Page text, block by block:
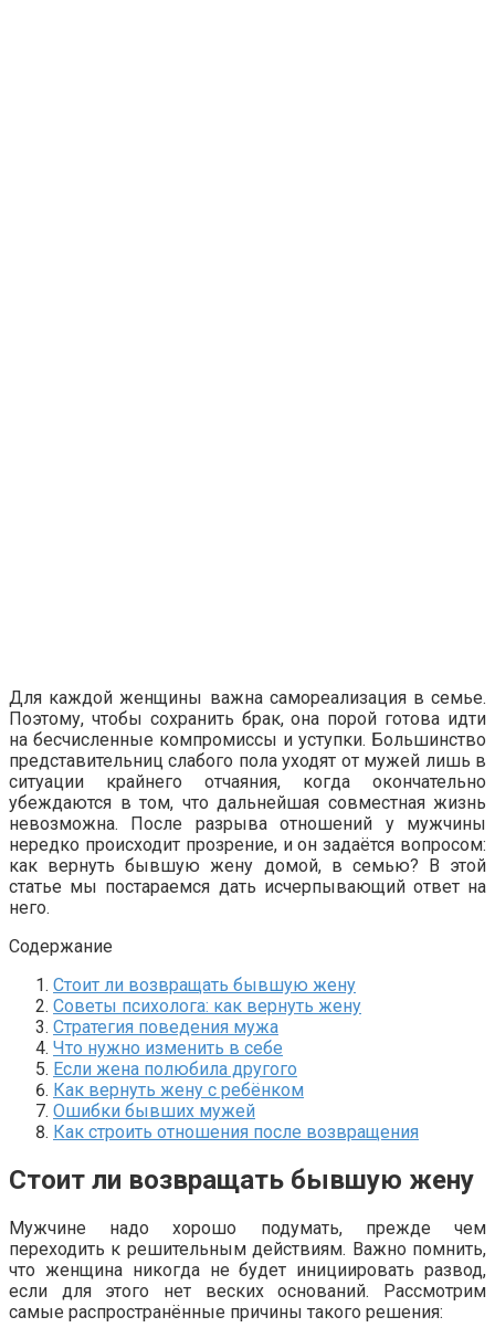
Для каждой женщины важна самореализация в семье.
Поэтому, чтобы сохранить брак, она порой готова идти
на бесчисленные компромиссы и уступки. Большинство
представительниц слабого пола уходят от мужей лишь в
ситуации крайнего отчаяния, когда окончательно
убеждаются в том, что дальнейшая совместная жизнь
невозможна. После разрыва отношений у мужчины
нередко происходит прозрение, и он задаётся вопросом:
как вернуть бывшую жену домой, в семью? В этой
статье мы постараемся дать исчерпывающий ответ на
него.
Содержание
Стоит ли возвращать бывшую жену
Советы психолога: как вернуть жену
Стратегия поведения мужа
Что нужно изменить в себе
Если жена полюбила другого
Как вернуть жену с ребёнком
Ошибки бывших мужей
Как строить отношения после возвращения
Стоит ли возвращать бывшую жену
Мужчине надо хорошо подумать, прежде чем
переходить к решительным действиям. Важно помнить,
что женщина никогда не будет инициировать развод,
если для этого нет веских оснований. Рассмотрим
самые распространённые причины такого решения: